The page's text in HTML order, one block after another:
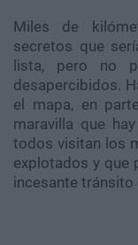
Miles de
secretos que
lista, pero no
desapercibidos.
el mapa, en
maravilla que
todos visitan los
explotados y que
incesante tránsito